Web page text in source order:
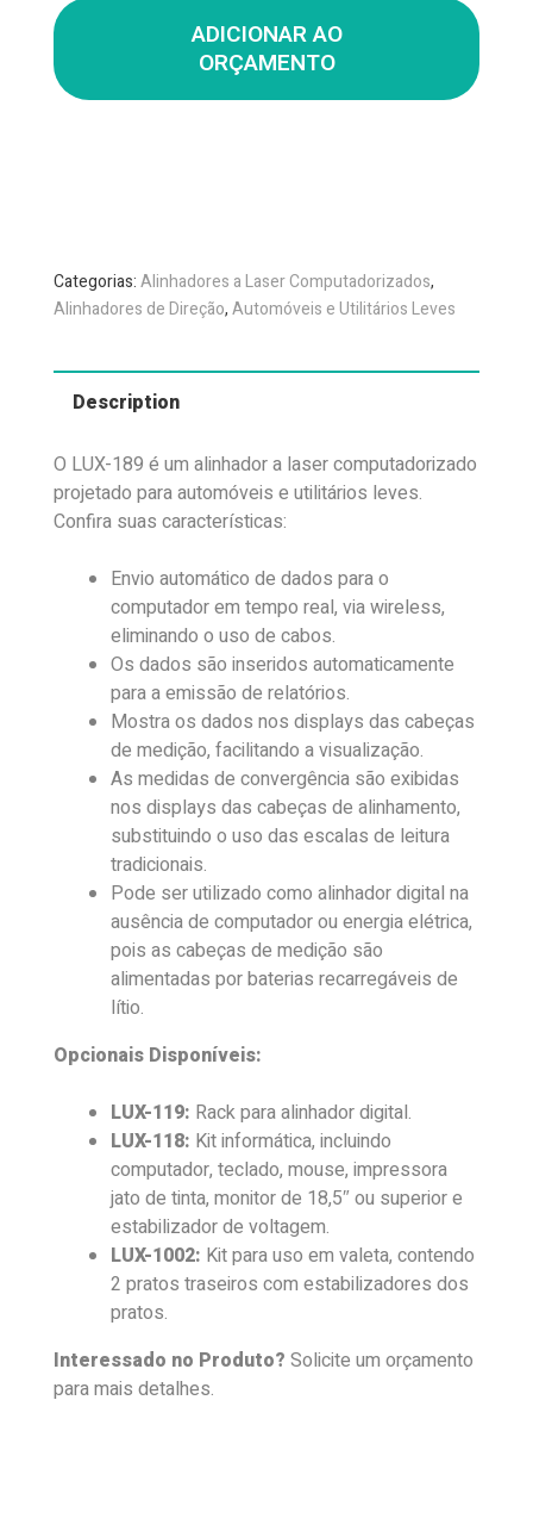
ADICIONAR AO
ORÇAMENTO
Categorias:Alinhadores a Laser Computadorizados,
Alinhadores de Direção,Automóveis e Utilitários Leves
Description
O LUX-189 é um alinhador a laser computadorizado
projetado para automóveis e utilitários leves.
Confira suas características:
Envio automático de dados para o
computador em tempo real, via wireless,
eliminando o uso de cabos.
Os dados são inseridos automaticamente
para a emissão de relatórios.
Mostra os dados nos displays das cabeças
de medição, facilitando a visualização.
As medidas de convergência são exibidas
nos displays das cabeças de alinhamento,
substituindo o uso das escalas de leitura
tradicionais.
Pode ser utilizado como alinhador digital na
ausência de computador ou energia elétrica,
pois as cabeças de medição são
alimentadas por baterias recarregáveis de
lítio.
Opcionais Disponíveis:
LUX-119: Rack para alinhador digital.
LUX-118: Kit informática, incluindo
computador, teclado, mouse, impressora
jato de tinta, monitor de 18,5″ ou superior e
estabilizador de voltagem.
LUX-1002: Kit para uso em valeta, contendo
2 pratos traseiros com estabilizadores dos
pratos.
Interessado no Produto? Solicite um orçamento
para mais detalhes.